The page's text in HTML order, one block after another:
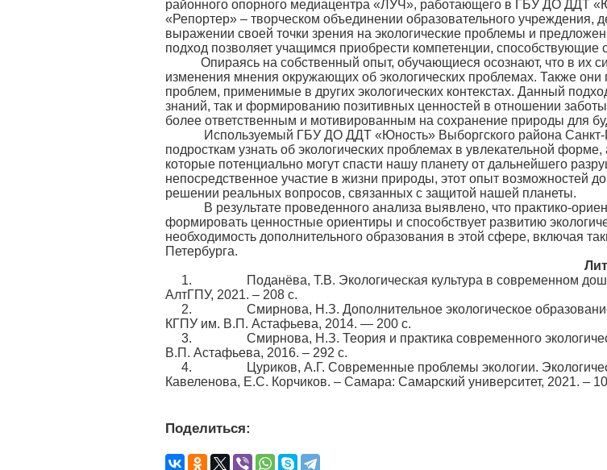
районного опорного медиацентра «ЛУЧ», работающего в ГБУ ДО ДДТ
«Репортер» – творческом объединении образовательного учреждения,
выражении своей точки зрения на экологические проблемы и
подход позволяет учащимся приобрести компетенции,
Опираясь на собственный опыт, обучающиеся осознают, что в их
изменения мнения окружающих об экологических проблемах. Также
проблем, применимые в других экологических контекстах. Данный
знаний, так и формированию позитивных ценностей в отношении
более ответственным и мотивированным на сохранение природы для
Используемый ГБУ ДО ДДТ «Юность» Выборгского района Санкт-
подросткам узнать об экологических проблемах в увлекательной
которые потенциально могут спасти нашу планету от дальнейшего
непосредственное участие в жизни природы, этот опыт возможностей
решении реальных вопросов, связанных с защитой нашей планеты.
В результате проведенного анализа выявлено, что практико-
формировать ценностные ориентиры и способствует развитию
необходимость дополнительного образования в этой сфере, включая
Петербурга.
1. Поданёва, Т.В. Экологическая культура в современном
АлтГПУ, 2021. – 208 c.
2. Смирнова, Н.З. Дополнительное экологическое
КГПУ им. В.П. Астафьева, 2014. — 200 c.
3. Смирнова, Н.З. Теория и практика современного
В.П. Астафьева, 2016. – 292 с.
4. Цуриков, А.Г. Cовременные проблемы экологии.
Кавеленова, Е.С. Корчиков. – Самара: Самарский университет, 2021. –
Поделиться: